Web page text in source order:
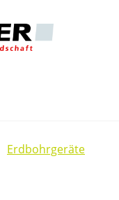
Erdbohrgeräte